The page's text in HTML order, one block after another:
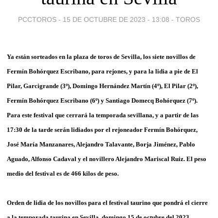
PCCTOROS - 15 DE OCTUBRE DE 2023 - 13:08 - TOROS
Ya están sorteados en la plaza de toros de Sevilla, los siete novillos de
Fermín Bohórquez Escribano, para rejones, y para la lidia a pie de El
Pilar, Garcigrande (3º), Domingo Hernández Martín (4º), El Pilar (2º),
Fermín Bohórquez Escribano (6º) y Santiago Domecq Bohórquez (7º).
Para este festival que cerrará la temporada sevillana, y a partir de las
17:30 de la tarde serán lidiados por el rejoneador Fermín Bohórquez,
José María Manzanares, Alejandro Talavante, Borja Jiménez, Pablo
Aguado, Alfonso Cadaval y el novillero Alejandro Mariscal Ruiz. El peso
medio del festival es de 466 kilos de peso.
Orden de lidia de los novillos para el festival taurino que pondrá el cierre